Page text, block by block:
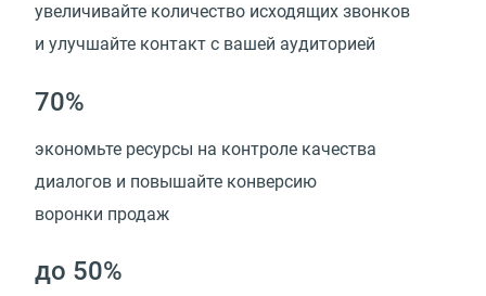
увеличивайте количество исходящих звонков
и улучшайте контакт с вашей аудиторией
70%
экономьте ресурсы на контроле качества
диалогов и повышайте конверсию
воронки продаж
до 50%